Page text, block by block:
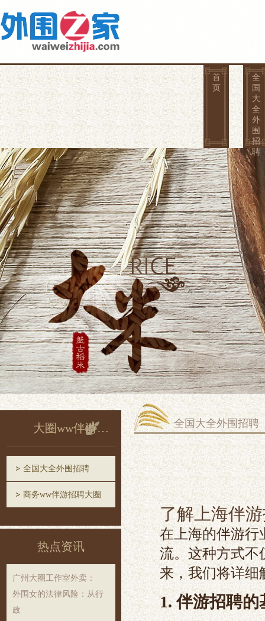
首
页
全
国
大
全
外
围
招
聘
大圈ww伴游招聘
全国大全外围招聘
商务ww伴游招聘大圈
热点资讯
‌广州大圈工作室外卖‌：
外围女的法律风险：从行
政
全国大全外围招聘
了解上海伴
在上海的伴游行
流。这种方式不
来，我们将详细
1. 伴游招聘的